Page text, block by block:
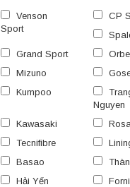
Venson
Sport
CP
Grand Sport
Orbe
Mizuno
Kumpoo
Nguyen
Kawasaki
Tecnifibre
Basao
Hải Yến